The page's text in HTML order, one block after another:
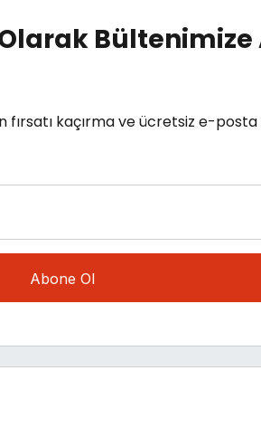
Bültenimize
kaçırma ve ücretsiz e-